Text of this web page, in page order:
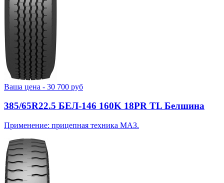
Ваша цена - 30 700 руб
385/65R22.5 БЕЛ-146 160K 18PR TL Белшина
Применение: прицепная техника МАЗ.